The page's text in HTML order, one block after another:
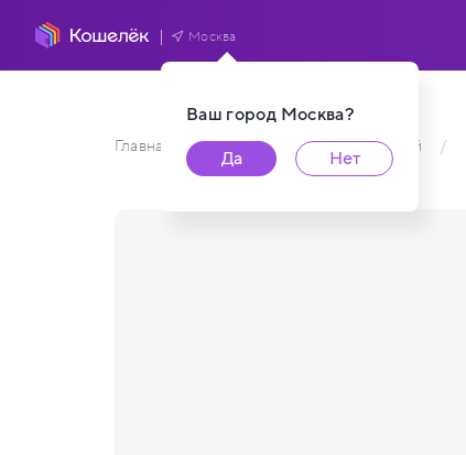
Ваш город Москва?
Да
Нет
Москва
Главная / Каталог карт пользователей /